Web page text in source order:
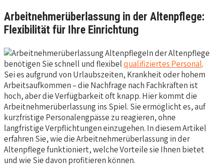
Arbeitnehmerüberlassung in der Altenpflege:
Flexibilität für Ihre Einrichtung
In der Altenpflege
benötigen Sie schnell und flexibelqualifiziertes Personal.
Sei es aufgrund von Urlaubszeiten, Krankheit oder hohem
Arbeitsaufkommen – die Nachfrage nach Fachkräften ist
hoch, aber die Verfügbarkeit oft knapp. Hier kommt die
Arbeitnehmerüberlassung ins Spiel. Sie ermöglicht es, auf
kurzfristige Personalengpässe zu reagieren, ohne
langfristige Verpflichtungen einzugehen. In diesem Artikel
erfahren Sie, wie die Arbeitnehmerüberlassung in der
Altenpflege funktioniert, welche Vorteile sie Ihnen bietet
und wie Sie davon profitieren können.